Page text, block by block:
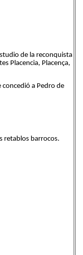
de la reconquista
Placencia, Placença,
concedió a Pedro de
retablos barrocos.